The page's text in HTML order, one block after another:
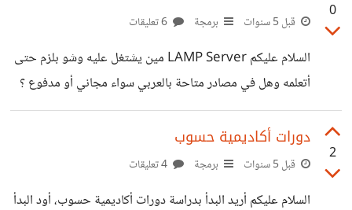
0
قبل 5 سنوات برمجة
السلام عليكم LAMP Server مين يشتغل عليه وشو بلزم حتى
أتعلمه وهل في مصادر متاحة بالعربي سواء مجاني أو مدفوع ؟
2
دورات أكاديمية حسوب
قبل 5 سنوات برمجة
السلام عليكم أريد البدأ بدراسة دورات أكاديمية حسوب، أود البدأ